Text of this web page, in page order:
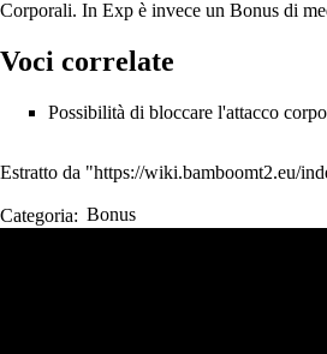
Corporali. In Exp è invece un Bonus di
Voci correlate
Possibilità di bloccare l'attacco
Estratto da "https://wiki.bamboomt2.eu/
Categoria: Bonus